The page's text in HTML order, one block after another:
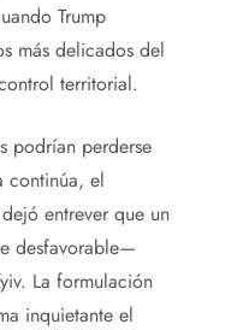
Trump
más delicados del
territorial.
podrían perderse
continúa, el
entrever que un
desfavorable—
La formulación
inquietante el